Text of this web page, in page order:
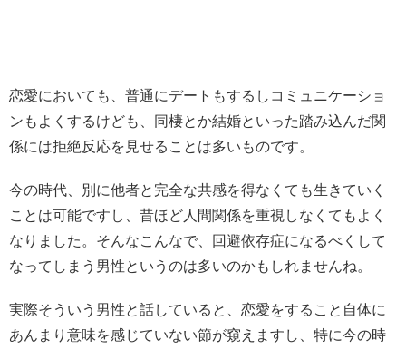
恋愛においても、普通にデートもするしコミュニケーショ
ンもよくするけども、同棲とか結婚といった踏み込んだ関
係には拒絶反応を見せることは多いものです。
今の時代、別に他者と完全な共感を得なくても生きていく
ことは可能ですし、昔ほど人間関係を重視しなくてもよく
なりました。そんなこんなで、回避依存症になるべくして
なってしまう男性というのは多いのかもしれませんね。
実際そういう男性と話していると、恋愛をすること自体に
あんまり意味を感じていない節が窺えますし、特に今の時